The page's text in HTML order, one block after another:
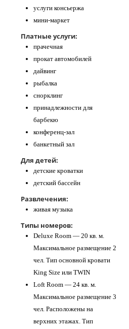
услуги консьержа
мини-маркет
Платные услуги:
прачечная
прокат автомобилей
дайвинг
рыбалка
снорклинг
принадлежности для
барбекю
конференц-зал
банкетный зал
Для детей:
детские кроватки
детский бассейн
Развлечения:
живая музыка
Типы номеров:
Deluxe Room — 20 кв. м.
Максимальное размещение 2
чел. Тип основной кровати
King Size или TWIN
Loft Room — 24 кв. м.
Максимальное размещение 3
чел. Расположены на
верхних этажах. Тип